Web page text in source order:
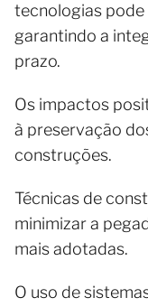
tecnologias
garantindo a
prazo.
Os impactos
à preservação
construções.
Técnicas de
minimizar a
mais adotadas.
O uso de